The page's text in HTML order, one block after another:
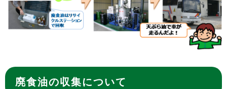
廃食油の収集について